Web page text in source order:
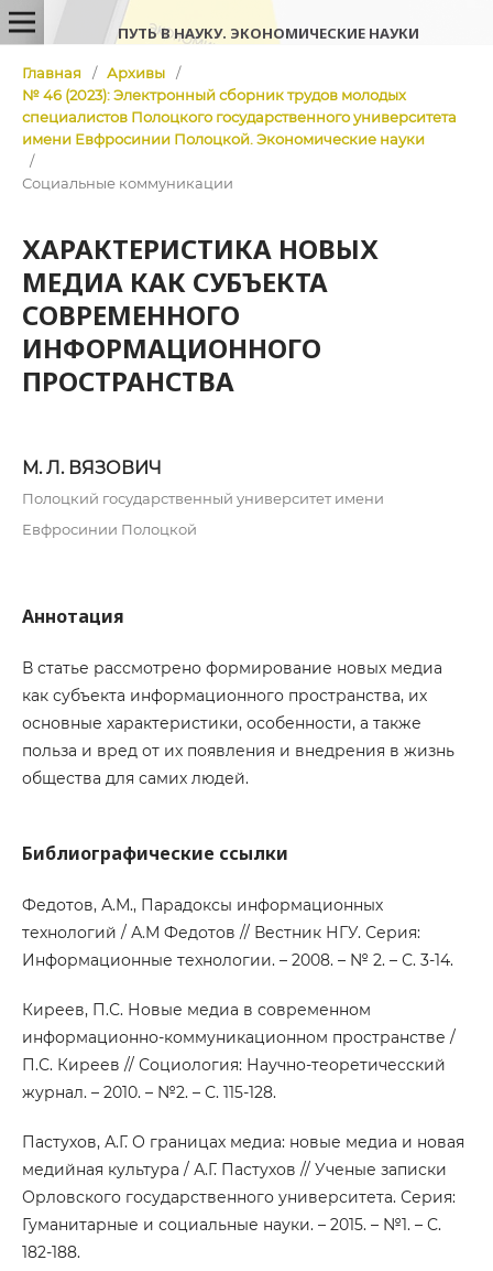
ПУТЬ В НАУКУ. ЭКОНОМИЧЕСКИЕ НАУКИ
Главная / Архивы
/
№ 46 (2023): Электронный сборник трудов молодых
специалистов Полоцкого государственного университета
имени Евфросинии Полоцкой. Экономические науки
/
Социальные коммуникации
ХАРАКТЕРИСТИКА НОВЫХ
МЕДИА КАК СУБЪЕКТА
СОВРЕМЕННОГО
ИНФОРМАЦИОННОГО
ПРОСТРАНСТВА
М. Л. ВЯЗОВИЧ
Полоцкий государственный университет имени
Евфросинии Полоцкой
Аннотация
В статье рассмотрено формирование новых медиа
как субъекта информационного пространства, их
основные характеристики, особенности, а также
польза и вред от их появления и внедрения в жизнь
общества для самих людей.
Библиографические ссылки
Федотов, А.М., Парадоксы информационных
технологий / А.М Федотов // Вестник НГУ. Серия:
Информационные технологии. – 2008. – № 2. – С. 3-14.
Киреев, П.С. Новые медиа в современном
информационно-коммуникационном пространстве /
П.С. Киреев // Социология: Научно-теоретичесский
журнал. – 2010. – №2. – С. 115-128.
Пастухов, А.Г. О границах медиа: новые медиа и новая
медийная культура / А.Г. Пастухов // Ученые записки
Орловского государственного университета. Серия:
Гуманитарные и социальные науки. – 2015. – №1. – С.
182-188.